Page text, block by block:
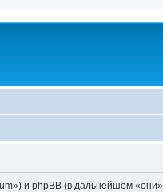
и phpBB (в дальнейшем «они»,